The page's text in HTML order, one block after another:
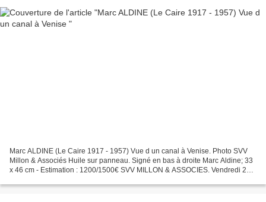
Marc ALDINE (Le Caire 1917 - 1957) Vue d un canal à Venise. Photo SVV
Millon & Associés Huile sur panneau. Signé en bas à droite Marc Aldine; 33
x 46 cm - Estimation : 1200/1500€ SVV MILLON & ASSOCIES. Vendredi 20